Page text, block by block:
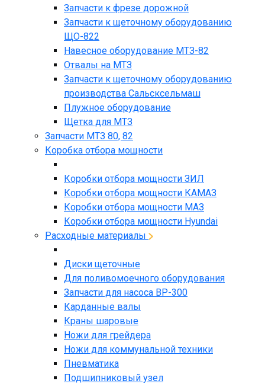
Запчасти к фрезе дорожной
Запчасти к щеточному оборудованию
ЩО-822
Навесное оборудование МТЗ-82
Отвалы на МТЗ
Запчасти к щеточному оборудованию
производства Сальсксельмаш
Плужное оборудование
Щетка для МТЗ
Запчасти МТЗ 80, 82
Коробка отбора мощности
Коробки отбора мощности ЗИЛ
Коробки отбора мощности КАМАЗ
Коробки отбора мощности МАЗ
Коробки отбора мощности Hyundai
Расходные материалы
Диски щеточные
Для поливомоечного оборудования
Запчасти для насоса BP-300
Карданные валы
Краны шаровые
Ножи для грейдера
Ножи для коммунальной техники
Пневматика
Подшипниковый узел